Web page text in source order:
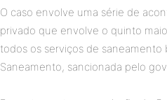
O caso envolve uma série de
privado que envolve o quinto
todos os serviços de
Saneamento, sancionada pelo